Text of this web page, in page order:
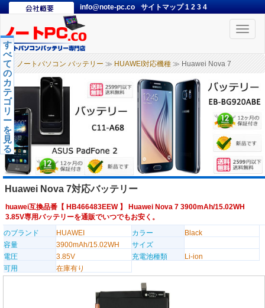
info@note-pc.co サイトマップ1 2 3 4
Toggle
ノートパソコン バッテリー ≫ HUAWEI対応機種 ≫ Huawei Nova 7
す
べ
て
の
カ
テ
ゴ
リ
ー
を
見
る
Huawei Nova 7対応バッテリー
huawei互換品番【 HB466483EEW】 Huawei Nova 7 3900mAh/15.02WH
3.85V専用バッテリーを通販でいつでもお安く。
のブランド
HUAWEI カラー
Black
容量
3900mAh/15.02WH
サイズ
電圧
3.85V 充電池種類
Li-ion
可用
在庫有り